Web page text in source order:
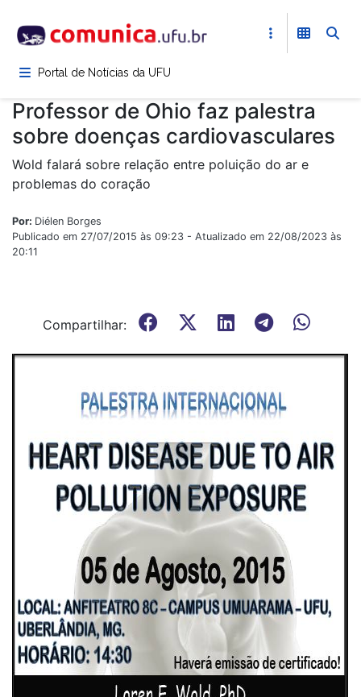
para
conteúdoPortal de Notícias da UFU
Professor de Ohio faz palestra
sobre doenças cardiovasculares
Wold falará sobre relação entre poluição do ar e
problemas do coração
Por: Diélen Borges
Publicado em 27/07/2015 às 09:23 - Atualizado em 22/08/2023 às
20:11
Compartilhar: